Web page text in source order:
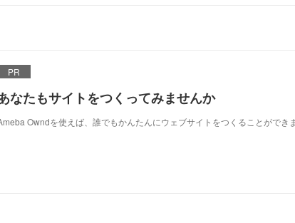
PR
なたもサイトをつくってみませんか
Owndを使えば、誰でもかんたんにウェブサイトをつくることができ